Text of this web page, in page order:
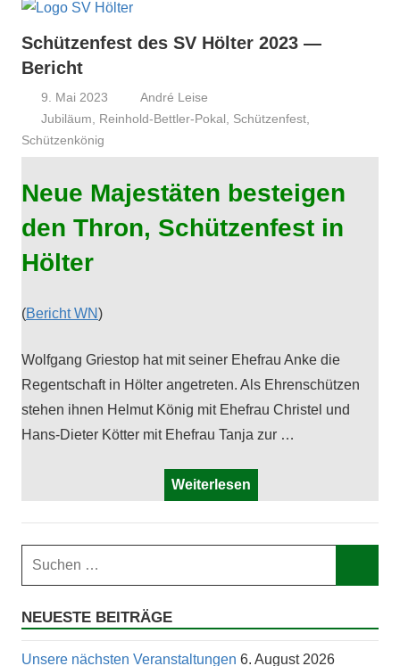
Schützenfest des SV Hölter 2023 —
Bericht
9. Mai 2023
André Leise
Jubiläum
Reinhold-Bettler-Pokal Schützenfest
Schützenkönig
Neue Majestäten besteigen
den Thron, Schützenfest in
Hölter
(Bericht WN)
Wolf­gang Griestop hat mit sein­er Ehe­frau Anke die
Regentschaft in Höl­ter ange­treten. Als Ehren­schützen
ste­hen ihnen Hel­mut König mit Ehe­frau Chris­tel und
Hans-Dieter Köt­ter mit Ehe­frau Tan­ja zur …
Weiterlesen
Suchen
NEUESTE BEITRÄGE
Unsere nächsten Veranstaltungen 6. August 2026